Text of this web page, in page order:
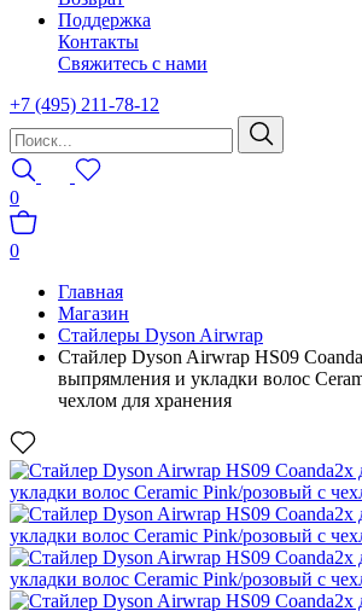
Поддержка
Контакты
Свяжитесь с нами
+7 (495) 211-78-12
0
0
Главная
Магазин
Стайлеры Dyson Airwrap
Стайлер Dyson Airwrap HS09
выпрямления и укладки волос
чехлом для хранения